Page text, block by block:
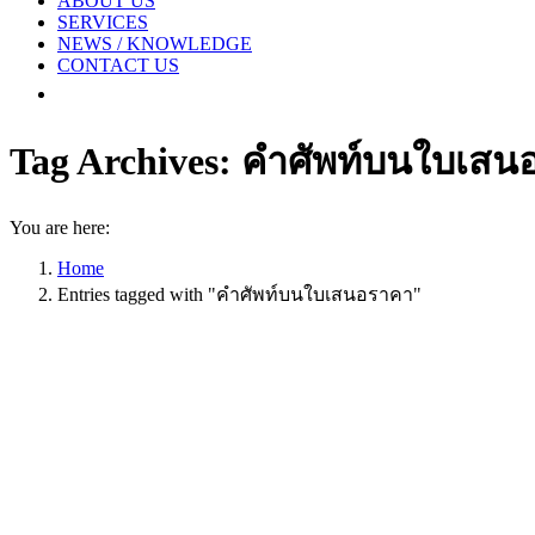
SERVICES
NEWS / KNOWLEDGE
CONTACT US
Tag Archives: คำศัพท์บนใบเสน
You are here:
Home
Entries tagged with "คำศัพท์บนใบเสนอราคา"